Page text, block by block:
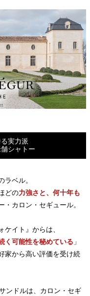
実力派
シャトー
ベル。
どの力強さと、何十年も
・カロン・セギュール。
イト』からは、
く可能性を秘めている 」
家から高い評価を受け続
ンドルは、カロン・セギ